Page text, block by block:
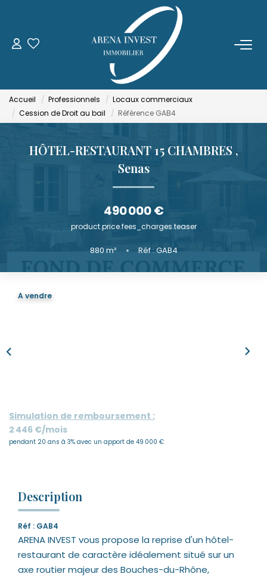
ACHETER
LOUER
FAIRE GÉRER
NOTRE AGENCE
Qui Sommes-Nous
Notre Équipe
Nous Rejoindre
Accueil Professionnels
Locaux commerciaux
Cession de Droit au bail
Référence GAB4
HÔTEL-RESTAURANT 15 CHAMBRES ,
Senas
490 000 €
product.price.fees_charges.teaser
880 m² • Réf : GAB4
A vendre
Simulation de remboursement :
2 446 €/mois
pendant 20 ans à 3% avec un apport de 49 000 €
Description
Réf : GAB4
ARENA INVEST vous propose la reprise d'un hôtel-
restaurant de caractère idéalement situé sur un
axe routier majeur des Bouches-du-Rhône,